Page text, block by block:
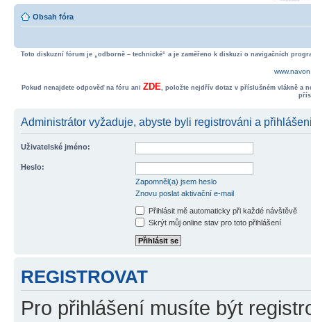
Obsah fóra
Toto diskuzní fórum je „odborně – technické“ a je zaměřeno k diskuzi o navigačních
Pokud nenajdete odpověď na fóru ani ZDE, položte nejdřív dotaz v příslušném vlákně a
Administrátor vyžaduje, abyste byli registrováni a
Uživatelské jméno:
Heslo:
Zapomněl(a) jsem heslo
Znovu poslat aktivační e-mail
Přihlásit mě automaticky při každé návštěvě
Skrýt můj online stav pro toto přihlášení
REGISTROVAT
Pro přihlášení musíte být